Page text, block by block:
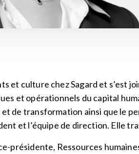
culture chez Sagard et s’est
et opérationnels du capital
de transformation ainsi que le
et l’équipe de direction. Elle
présidente, Ressources